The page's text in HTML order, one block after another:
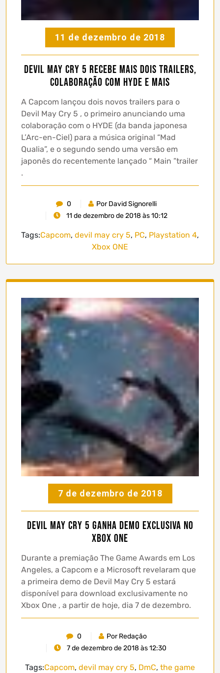
11 de dezembro de 2018
Devil May Cry 5 recebe mais dois trailers,
colaboração com HYDE e mais
A Capcom lançou dois novos trailers para o
Devil May Cry 5 , o primeiro anunciando uma
colaboração com o HYDE (da banda japonesa
L’Arc-en-Ciel) para a música original “Mad
Qualia”, e o segundo sendo uma versão em
japonês do recentemente lançado “ Main ”trailer
.
0
Por David Signorelli
11 de dezembro de 2018 às 10:12
Tags:Capcom, devil may cry 5, PC, Playstation 4,
Xbox ONE
7 de dezembro de 2018
Devil May Cry 5 ganha demo exclusiva no
Xbox One
Durante a premiação The Game Awards em Los
Angeles, a Capcom e a Microsoft revelaram que
a primeira demo de Devil May Cry 5 estará
disponível para download exclusivamente no
Xbox One , a partir de hoje, dia 7 de dezembro.
0
Por Redação
7 de dezembro de 2018 às 12:30
Tags:Capcom, devil may cry 5, DmC, the game